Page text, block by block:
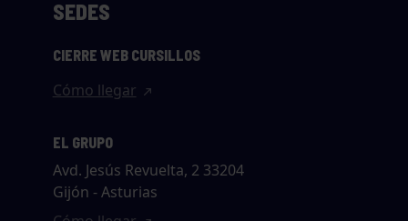
SEDES
CIERRE WEB CURSILLOS
Cómo llegar
EL GRUPO
Avd. Jesús Revuelta, 2 33204
Gijón - Asturias